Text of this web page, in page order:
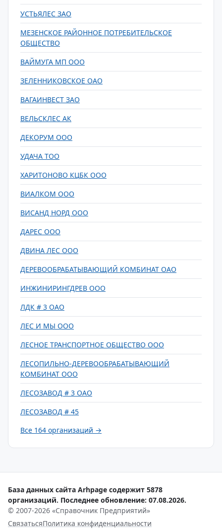
УСТЬЯЛЕС ЗАО
МЕЗЕНСКОЕ РАЙОННОЕ ПОТРЕБИТЕЛЬСКОЕ
ОБЩЕСТВО
ВАЙМУГА МП ООО
ЗЕЛЕННИКОВСКОЕ ОАО
ВАГАИНВЕСТ ЗАО
ВЕЛЬСКЛЕС АК
ДЕКОРУМ ООО
УДАЧА ТОО
ХАРИТОНОВО КЦБК ООО
ВИАЛКОМ ООО
ВИСАНД НОРД ООО
ДАРЕС ООО
ДВИНА ЛЕС ООО
ДЕРЕВООБРАБАТЫВАЮЩИЙ КОМБИНАТ ОАО
ИНЖИНИРИНГДРЕВ ООО
ЛДК # 3 ОАО
ЛЕС И МЫ ООО
ЛЕСНОЕ ТРАНСПОРТНОЕ ОБЩЕСТВО ООО
ЛЕСОПИЛЬНО-ДЕРЕВООБРАБАТЫВАЮЩИЙ
КОМБИНАТ ООО
ЛЕСОЗАВОД # 3 ОАО
ЛЕСОЗАВОД # 45
Все 164 организаций →
База данных сайта Arhpage содержит 5878
организаций. Последнее обновление: 07.08.2026.
© 2007-2026 «Справочник Предприятий»
СвязатьсяПолитика конфиденциальности